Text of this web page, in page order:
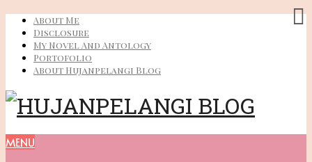
About Me
Disclosure
My Novel And Antology
Portofolio
About Hujanpelangi Blog
MENU